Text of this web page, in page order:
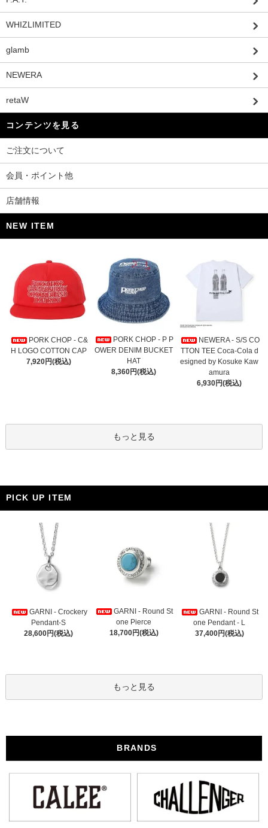
WHIZLIMITED
glamb
NEWERA
retaW
コンテンツを見る
ご注文について
会員・ポイント他
店舗情報
NEW ITEM
PORK CHOP - C&
H LOGO COTTON CAP
7,920円(税込)
PORK CHOP - P P
OWER DENIM BUCKET
HAT
8,360円(税込)
NEWERA - S/S CO
TTON TEE Coca-Cola d
esigned by Kosuke Kaw
amura
6,930円(税込)
もっと見る
PICK UP ITEM
GARNI - Crockery
Pendant-S
28,600円(税込)
GARNI - Round St
one Pierce
18,700円(税込)
GARNI - Round St
one Pendant - L
37,400円(税込)
もっと見る
BRANDS